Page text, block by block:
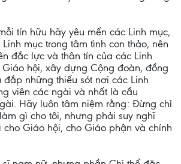
tín hữu hãy yêu mến các Linh mục,
mục trong tâm tình con thảo, nên
đắc lực và thân tín của các Linh
hội, xây dựng Cộng đoàn, đồng
những thiếu sót nơi các Linh
viên các ngài và nhất là cầu
Hãy luôn tâm niệm rằng: Đừng chỉ
gì cho tôi, nhưng phải suy nghĩ
Giáo hội, cho Giáo phận và chính